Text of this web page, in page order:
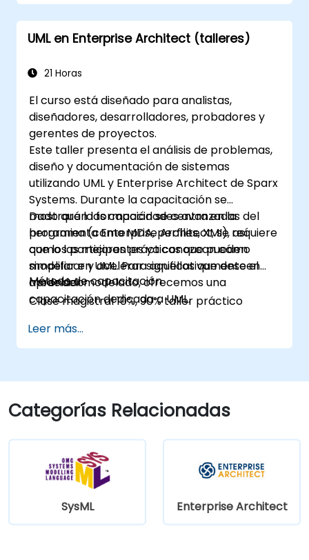
UML en Enterprise Architect (talleres)
21 Horas
El curso está diseñado para analistas,
diseñadores, desarrolladores, probadores y
gerentes de proyectos.
Este taller presenta el análisis de problemas,
diseño y documentación de sistemas
utilizando UML y Enterprise Architect de Sparx
Systems. Durante la capacitación se
mostrarán las capacidades avanzadas del
programa (como MDA, perfiles, XMI), así
como las mejores prácticas que pueden
simplificar y acelerar significativamente el
modelado.
Dado que la formación se centra en la
herramienta Enterprise Architect, se requiere
que los participantes ya conozcan cómo
modelar en UML. Para aquellos que deseen
aprender modelado, ofrecemos una
capacitación dedicada a UML.
Método de capacitación
Clase magistral 10%, 90% taller práctico
Leer más...
Categorías Relacionadas
SysML Enterprise Architect